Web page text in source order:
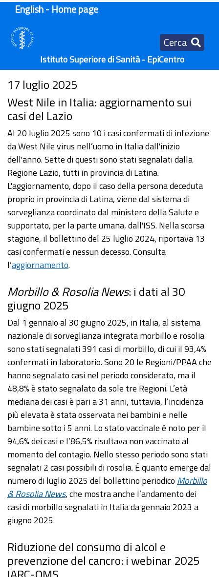
English - Home page
Cerca
Istituto Superiore di Sanità - EpiCentro
17 luglio 2025
West Nile in Italia: aggiornamento sui
casi del Lazio
Al 20 luglio 2025 sono 10 i casi confermati di infezione
da West Nile virus nell’uomo in Italia dall'inizio
dell'anno. Sette di questi sono stati segnalati dalla
Regione Lazio, tutti in provincia di Latina.
L'aggiornamento, dopo il caso della persona deceduta
proprio in provincia di Latina, viene dal sistema di
sorveglianza coordinato dal ministero della Salute e
supportato, per la parte umana, dall'ISS. Nella scorsa
stagione, il bollettino del 25 luglio 2024, riportava 13
casi confermati e nessun decesso. Consulta
l’aggiornamento.
Morbillo & Rosolia News: i dati al 30
giugno 2025
Dal 1 gennaio al 30 giugno 2025, in Italia, al sistema
nazionale di sorveglianza integrata morbillo e rosolia
sono stati segnalati 391 casi di morbillo, di cui il 93,4%
confermati in laboratorio. Sono 20 le Regioni/PPAA che
hanno segnalato casi nel periodo considerato, ma il
48,8% è stato segnalato da sole tre Regioni. L’età
mediana dei casi è pari a 31 anni, tuttavia, l’incidenza
più elevata è stata osservata nei bambini e nelle
bambine sotto i 5 anni. Lo stato vaccinale è noto per il
94,6% dei casi e l’86,5% risultava non vaccinato al
momento del contagio. Nello stesso periodo sono stati
segnalati 2 casi possibili di rosolia. È quanto emerge dal
numero di luglio 2025 del bollettino periodico Morbillo
& Rosolia News, che mostra anche l’andamento dei
casi di morbillo segnalati in Italia da gennaio 2023 a
giugno 2025.
Riduzione del consumo di alcol e
prevenzione del cancro: i webinar 2025